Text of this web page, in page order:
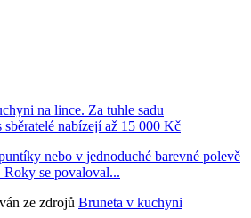
na lince. Za tuhle sadu
nabízejí až 15 000 Kč
nebo v jednoduché barevné polevě
se povaloval...
ze zdrojů Bruneta v kuchyni